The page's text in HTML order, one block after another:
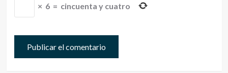
× 6 = cincuenta y cuatro